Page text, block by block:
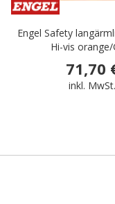
Engel Safety
Hi-vis orange/
71,70
inkl.